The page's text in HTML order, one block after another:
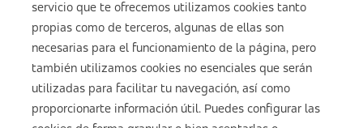
Sobre ASISA
servicio que te ofrecemos utilizamos cookies tanto
propias como de terceros, algunas de ellas son
necesarias para el funcionamiento de la página, pero
también utilizamos cookies no esenciales que serán
utilizadas para facilitar tu navegación, así como
proporcionarte información útil. Puedes configurar las